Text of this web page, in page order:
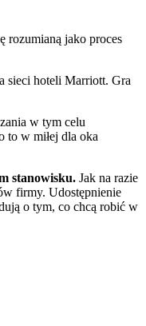
rozumianą jako proces
sieci hoteli Marriott. Gra
w tym celu
to w miłej dla oka
stanowisku. Jak na razie
firmy. Udostępnienie
o tym, co chcą robić w